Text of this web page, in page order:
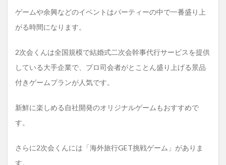
ゲームや余興などのイベントはパーティーの中で一番盛り上
がる時間になります。
2次会くんは全国規模で結婚式二次会幹事代行サービスを提供
している大手企業で、プロ司会者がとことん盛り上げる景品
付きゲームプランが人気です。
新鮮に楽しめる自社開発のオリジナルゲームもおすすめで
す。
さらに2次会くんには「海外旅行GET挑戦ゲーム」がありま
す。